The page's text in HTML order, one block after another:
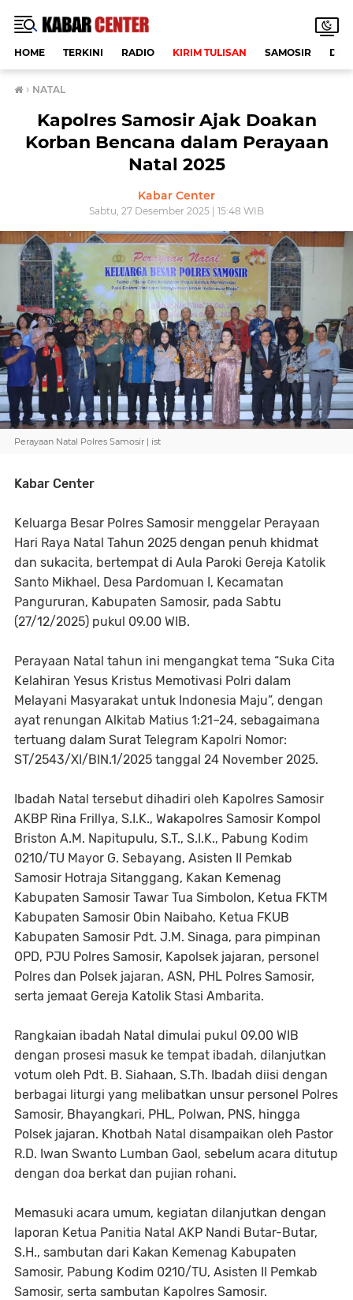
HOME TERKINI RADIO KIRIM TULISAN SAMOSIR
› NATAL
Kapolres Samosir Ajak Doakan
Korban Bencana dalam Perayaan
Natal 2025
Kabar Center
Sabtu, 27 Desember 2025 | 15:48 WIB
Perayaan Natal Polres Samosir | ist
Kabar Center
Keluarga Besar Polres Samosir menggelar Perayaan
Hari Raya Natal Tahun 2025 dengan penuh khidmat
dan sukacita, bertempat di Aula Paroki Gereja Katolik
Santo Mikhael, Desa Pardomuan I, Kecamatan
Pangururan, Kabupaten Samosir, pada Sabtu
(27/12/2025) pukul 09.00 WIB.
Perayaan Natal tahun ini mengangkat tema “Suka Cita
Kelahiran Yesus Kristus Memotivasi Polri dalam
Melayani Masyarakat untuk Indonesia Maju”, dengan
ayat renungan Alkitab Matius 1:21–24, sebagaimana
tertuang dalam Surat Telegram Kapolri Nomor:
ST/2543/XI/BIN.1/2025 tanggal 24 November 2025.
Ibadah Natal tersebut dihadiri oleh Kapolres Samosir
AKBP Rina Frillya, S.I.K., Wakapolres Samosir Kompol
Briston A.M. Napitupulu, S.T., S.I.K., Pabung Kodim
0210/TU Mayor G. Sebayang, Asisten II Pemkab
Samosir Hotraja Sitanggang, Kakan Kemenag
Kabupaten Samosir Tawar Tua Simbolon, Ketua FKTM
Kabupaten Samosir Obin Naibaho, Ketua FKUB
Kabupaten Samosir Pdt. J.M. Sinaga, para pimpinan
OPD, PJU Polres Samosir, Kapolsek jajaran, personel
Polres dan Polsek jajaran, ASN, PHL Polres Samosir,
serta jemaat Gereja Katolik Stasi Ambarita.
Rangkaian ibadah Natal dimulai pukul 09.00 WIB
dengan prosesi masuk ke tempat ibadah, dilanjutkan
votum oleh Pdt. B. Siahaan, S.Th. Ibadah diisi dengan
berbagai liturgi yang melibatkan unsur personel Polres
Samosir, Bhayangkari, PHL, Polwan, PNS, hingga
Polsek jajaran. Khotbah Natal disampaikan oleh Pastor
R.D. Iwan Swanto Lumban Gaol, sebelum acara ditutup
dengan doa berkat dan pujian rohani.
Memasuki acara umum, kegiatan dilanjutkan dengan
laporan Ketua Panitia Natal AKP Nandi Butar-Butar,
S.H., sambutan dari Kakan Kemenag Kabupaten
Samosir, Pabung Kodim 0210/TU, Asisten II Pemkab
Samosir, serta sambutan Kapolres Samosir.